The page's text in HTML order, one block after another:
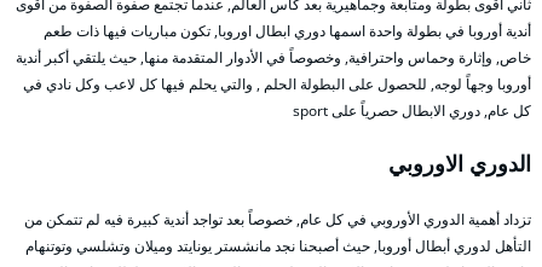
أندية أوروبا في بطولة واحدة اسمها دوري ابطال اوروبا, تكون مباريات فيها ذات طعم
خاص, وإثارة وحماس واحترافية, وخصوصاً في الأدوار المتقدمة منها, حيث يلتقي أكبر أندية
أوروبا وجهاً لوجه, للحصول على البطولة الحلم , والتي يحلم فيها كل لاعب وكل نادي في
كل عام, دوري الابطال حصرياً على sport
الدوري الاوروبي
تزداد أهمية الدوري الأوروبي في كل عام, خصوصاً بعد تواجد أندية كبيرة فيه لم تتمكن من
التأهل لدوري أبطال أوروبا, حيث أصبحنا نجد مانشستر يونايتد وميلان وتشلسي وتوتنهام